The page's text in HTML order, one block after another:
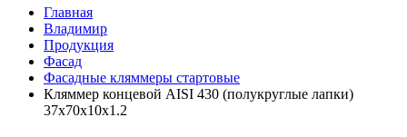
Главная
Владимир
Продукция
Фасад
Фасадные кляммеры стартовые
Кляммер концевой AISI 430 (полукруглые лапки)
37х70х10х1.2